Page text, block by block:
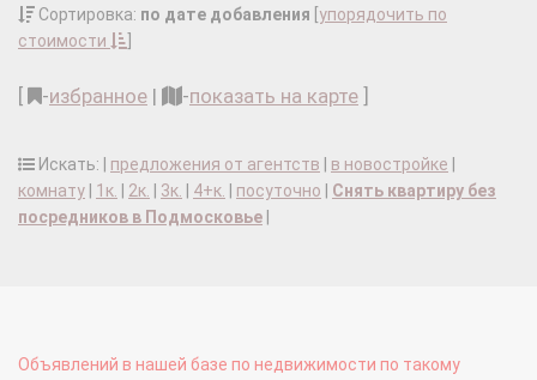
Сортировка: по дате добавления упорядочить по
стоимости
-избранное | -показать на карте
Искать: | предложения от агентств в новостройке
комнату
1к. 2к. 3к. 4+к. посуточно
Снять квартиру без
посредников в Подмосковье
Объявлений в нашей базе по недвижимости по такому